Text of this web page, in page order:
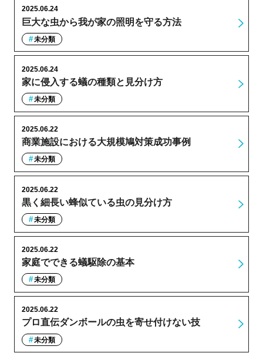
巨大な虫から我が家の照明を守る方法
2025.06.24
未分類
家に侵入する蟻の種類と見分け方
2025.06.24
未分類
商業施設における大規模鳩対策成功事例
2025.06.22
未分類
黒く細長い蜂似ている虫の見分け方
2025.06.22
未分類
家庭でできる蟻駆除の基本
2025.06.22
未分類
プロ直伝ダンボールの虫を寄せ付けない技
2025.06.22
未分類